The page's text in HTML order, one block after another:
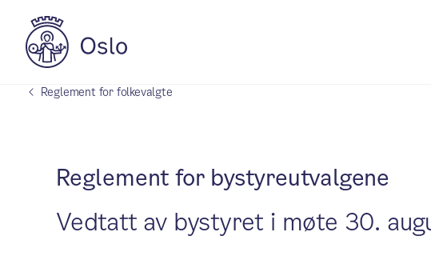
Reglement for folkevalgte
Reglement for bystyreutvalgene
Vedtatt av bystyret i møte 30.